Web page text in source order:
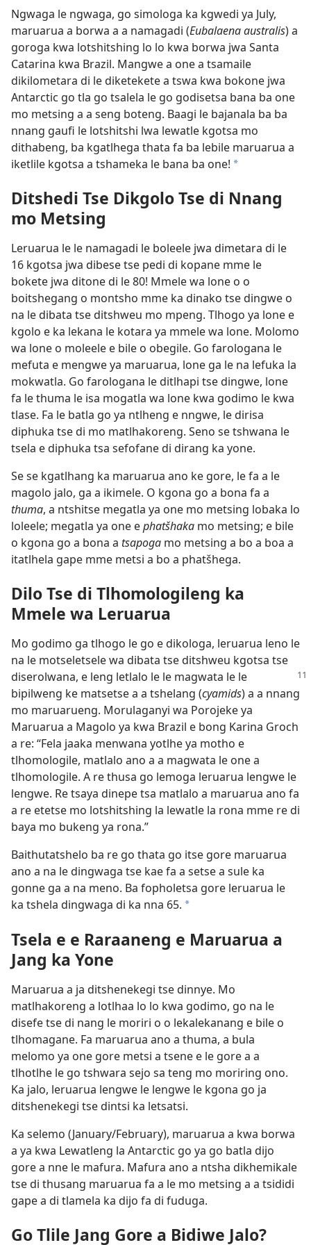
Ngwaga le ngwaga, go simologa ka kgwedi ya July,
maruarua a borwa a a namagadi (Eubalaena australis) a
goroga kwa lotshitshing lo lo kwa borwa jwa Santa
Catarina kwa Brazil. Mangwe a one a tsamaile
dikilometara di le diketekete a tswa kwa bokone jwa
Antarctic go tla go tsalela le go godisetsa bana ba one
mo metsing a a seng boteng. Baagi le bajanala ba ba
nnang gaufi le lotshitshi lwa lewatle kgotsa mo
dithabeng, ba kgatlhega thata fa ba lebile maruarua a
iketlile kgotsa a tshameka le bana ba one! *
Ditshedi Tse Dikgolo Tse di Nnang
mo Metsing
Leruarua le le namagadi le boleele jwa dimetara di le
16 kgotsa jwa dibese tse pedi di kopane mme le
bokete jwa ditone di le 80! Mmele wa lone o o
boitshegang o montsho mme ka dinako tse dingwe o
na le dibata tse ditshweu mo mpeng. Tlhogo ya lone e
kgolo e ka lekana le kotara ya mmele wa lone. Molomo
wa lone o moleele e bile o obegile. Go farologana le
mefuta e mengwe ya maruarua, lone ga le na lefuka la
mokwatla. Go farologana le ditlhapi tse dingwe, lone
fa le thuma le isa mogatla wa lone kwa godimo le kwa
tlase. Fa le batla go ya ntlheng e nngwe, le dirisa
diphuka tse di mo matlhakoreng. Seno se tshwana le
tsela e diphuka tsa sefofane di dirang ka yone.
Se se kgatlhang ka maruarua ano ke gore, le fa a le
magolo jalo, ga a ikimele. O kgona go a bona fa a
thuma, a ntshitse megatla ya one mo metsing lobaka lo
loleele; megatla ya one ephatšhaka mo metsing; e bile
o kgona go a bona a tsapoga mo metsing a bo a boa a
itatlhela gape mme metsi a bo a phatšhega.
Dilo Tse di Tlhomologileng ka
Mmele wa Leruarua
Mo godimo ga tlhogo le go e dikologa, leruarua leno le
na le motseletsele wa dibata tse ditshweu kgotsa tse
diserolwana, e leng letlalo le le magwata le le
bipilweng ke matsetse a a tshelang (cyamids) a a nnang
mo maruarueng. Morulaganyi wa Porojeke ya
Maruarua a Magolo ya kwa Brazil e bong Karina Groch
a re: “Fela jaaka menwana yotlhe ya motho e
tlhomologile, matlalo ano a a magwata le one a
tlhomologile. A re thusa go lemoga leruarua lengwe le
lengwe. Re tsaya dinepe tsa matlalo a maruarua ano fa
a re etetse mo lotshitshing la lewatle la rona mme re di
baya mo bukeng ya rona.”
Baithutatshelo ba re go thata go itse gore maruarua
ano a na le dingwaga tse kae fa a setse a sule ka
gonne ga a na meno. Ba fopholetsa gore leruarua le
ka tshela dingwaga di ka nna 65. *
Tsela e e Raraaneng e Maruarua a
Jang ka Yone
Maruarua a ja ditshenekegi tse dinnye. Mo
matlhakoreng a lotlhaa lo lo kwa godimo, go na le
disefe tse di nang le moriri o o lekalekanang e bile o
tlhomagane. Fa maruarua ano a thuma, a bula
melomo ya one gore metsi a tsene e le gore a a
tlhotlhe le go tshwara sejo sa teng mo moriring ono.
Ka jalo, leruarua lengwe le lengwe le kgona go ja
ditshenekegi tse dintsi ka letsatsi.
Ka selemo (January/February), maruarua a kwa borwa
a ya kwa Lewatleng la Antarctic go ya go batla dijo
gore a nne le mafura. Mafura ano a ntsha dikhemikale
tse di thusang maruarua fa a le mo metsing a a tsididi
gape a di tlamela ka dijo fa di fuduga.
Go Tlile Jang Gore a Bidiwe Jalo?